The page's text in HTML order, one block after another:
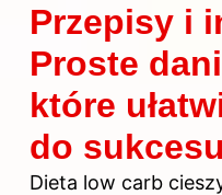
Przepisy i
Proste
które
do sukcesu
Dieta low carb